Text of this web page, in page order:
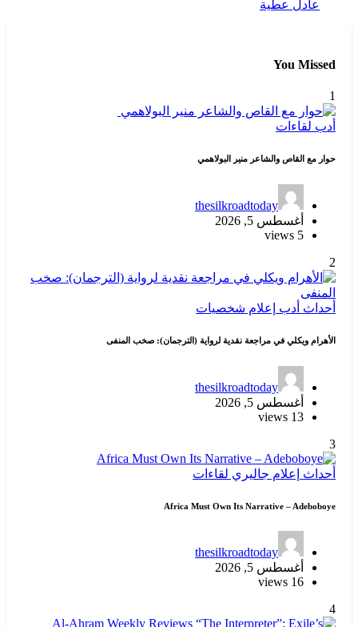
عادل عطية
You Missed
1
أدب لقاءات
حوار مع القاص والشاعر منير البولاهمي
thesilkroadtoday
أغسطس 5, 2026
5 views
2
أحداث أدب إعلام شخصيات
الأهرام ويكلي في مراجعة نقدية لرواية (الترجمان): صخب المنفى
thesilkroadtoday
أغسطس 5, 2026
13 views
3
أحداث إعلام جاليري لقاءات
Africa Must Own Its Narrative – Adeboboye
thesilkroadtoday
أغسطس 5, 2026
16 views
4